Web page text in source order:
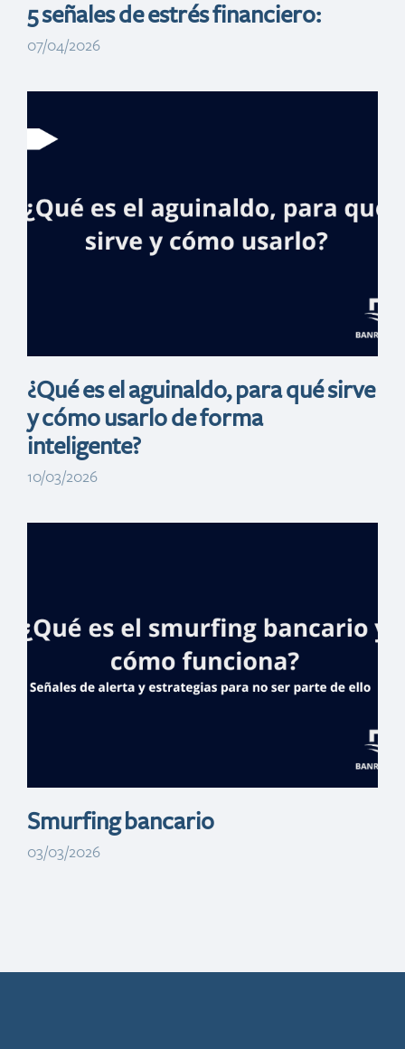
5 señales de estrés financiero:
07/04/2026
Reto de las 52
perfecto para
metas a corto
¿Qué es el aguinaldo, para qué sirve
y cómo usarlo de forma
inteligente?
10/03/2026
perfecto para
metas a corto
Smurfing bancario
03/03/2026